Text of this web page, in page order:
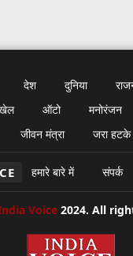
देश दुनिया
ऑटो मनोरंजन
जीवन मंत्रा
जरा हटके
हमारे बारे में संपर्क
Voice 2024. All